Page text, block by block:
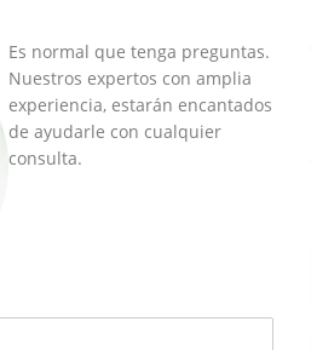
Es normal que tenga preguntas.
Nuestros expertos con amplia
experiencia, estarán encantados
de ayudarle con cualquier
consulta.